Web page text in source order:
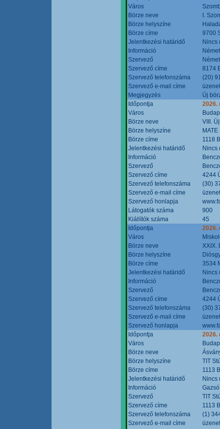
Város
Börze neve
I.
Börze helyszíne
Börze címe
9700
Jelentkezési határidő
Nincs
Információ
Szervező
Szervező címe
8174
Szervező telefonszáma
(20)
Szervező e-mail címe
Megjegyzés
Új
Időpontja
2026.
Város
Börze neve
VIII.
Börze helyszíne
Börze címe
1118
Jelentkezési határidő
Nincs
Információ
Szervező
Szervező címe
4244
Szervező telefonszáma
(30)
Szervező e-mail címe
Szervező honlapja
Látogatók száma
900
Kiállítók száma
45
Időpontja
2026.
Város
Börze neve
XXIX.
Börze helyszíne
Börze címe
3534
Jelentkezési határidő
Nincs
Információ
Szervező
Szervező címe
4244
Szervező telefonszáma
(30)
Szervező e-mail címe
Szervező honlapja
Időpontja
2026.
Város
Börze neve
Börze helyszíne
TIT
Börze címe
1113
Jelentkezési határidő
Nincs
Információ
Szervező
TIT
Szervező címe
1113
Szervező telefonszáma
(1)
Szervező e-mail címe